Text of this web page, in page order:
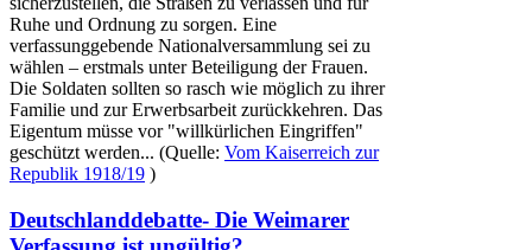
Ruhe und Ordnung zu sorgen. Eine
verfassunggebende Nationalversammlung sei zu
wählen – erstmals unter Beteiligung der Frauen.
Die Soldaten sollten so rasch wie möglich zu ihrer
Familie und zur Erwerbsarbeit zurückkehren. Das
Eigentum müsse vor "willkürlichen Eingriffen"
geschützt werden... (Quelle: Vom Kaiserreich zur
Republik 1918/19 )
Deutschlanddebatte- Die Weimarer